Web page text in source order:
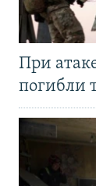
При
погибли